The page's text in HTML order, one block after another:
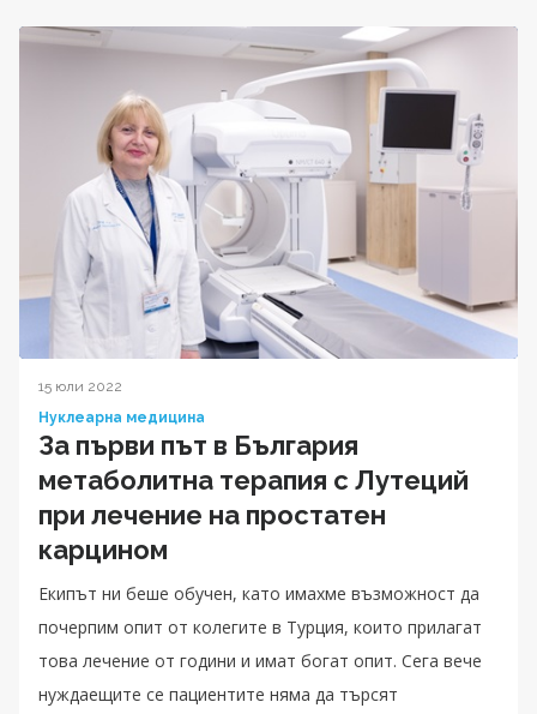
15 юли 2022
Нуклеарна медицина
За първи път в България
метаболитна терапия с Лутеций
при лечение на простатен
карцином
Екипът ни беше обучен, като имахме възможност да
почерпим опит от колегите в Турция, които прилагат
това лечение от години и имат богат опит. Сега вече
нуждаещите се пациентите няма да търсят